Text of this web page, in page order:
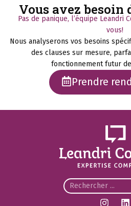
Vous avez besoin
Pas de panique, l’équipe Leandri
vous!
Nous analyserons vos besoins
des clauses sur mesure,
fonctionnement futur
Prendre